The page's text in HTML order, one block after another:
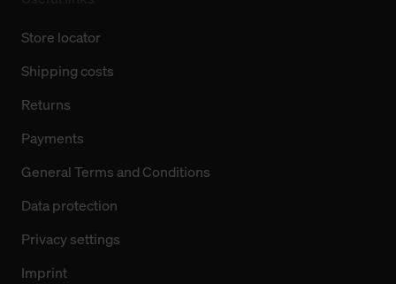
Store locator
Shipping costs
Returns
Payments
General Terms and Conditions
Data protection
Privacy settings
Imprint